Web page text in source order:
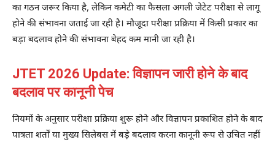
का गठन जरूर किया है, लेकिन कमेटी का फैसला अगली जेटेट परीक्षा से लागू
होने की संभावना जताई जा रही है। मौजूदा परीक्षा प्रक्रिया में किसी प्रकार का
बड़ा बदलाव होने की संभावना बेहद कम मानी जा रही है।
JTET 2026 Update: विज्ञापन जारी होने के बाद
बदलाव पर कानूनी पेच
नियमों के अनुसार परीक्षा प्रक्रिया शुरू होने और विज्ञापन प्रकाशित होने के बाद
पात्रता शर्तों या मुख्य सिलेबस में बड़े बदलाव करना कानूनी रूप से उचित नहीं